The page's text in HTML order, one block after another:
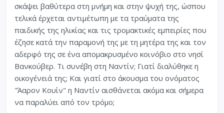
σκάψει βαθύτερα στη μνήμη και στην ψυχή της, ώσπου
τελικά έρχεται αντιμέτωπη με τα τραύματα της
παιδικής της ηλικίας και τις τρομακτικές εμπειρίες που
έζησε κατά την παραμονή της με τη μητέρα της και τον
αδερφό της σε ένα απομακρυσμένο κοινόβιο στο νησί
Βανκούβερ. Τι συνέβη στη Ναντίν; Γιατί διαλύθηκε η
οικογένειά της; Και γιατί στο άκουσμα του ονόματος
"Άαρον Κουίν" η Ναντίν αισθάνεται ακόμα και σήμερα
να παραλύει από τον τρόμο;